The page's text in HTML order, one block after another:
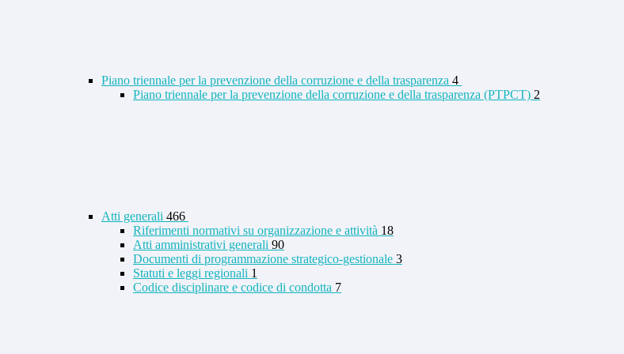
Piano triennale per la prevenzione della corruzione e della trasparenza 4
Piano triennale per la prevenzione della corruzione e della trasparenza (PTPCT) 2
Atti generali 466
Riferimenti normativi su organizzazione e attività 18
Atti amministrativi generali 90
Documenti di programmazione strategico-gestionale 3
Statuti e leggi regionali 1
Codice disciplinare e codice di condotta 7